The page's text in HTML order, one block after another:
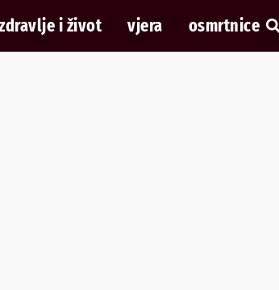
i život vjera osmrtnice